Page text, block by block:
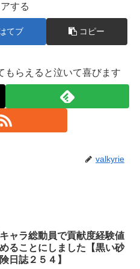
する
てブ コピー
もらえると泣いて喜びます
valkyrie
ャラ総動員で貢献度経験値
ることにしました【黒い砂
日誌２５４】